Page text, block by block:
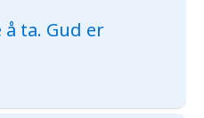
ta. Gud er